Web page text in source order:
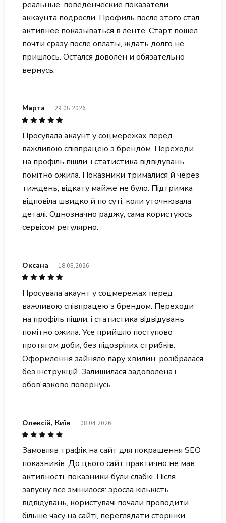
реальные, поведенческие показатели
аккаунта подросли. Профиль после этого стал
активнее показываться в ленте. Старт пошёл
почти сразу после оплаты, ждать долго не
пришлось. Остался доволен и обязательно
вернусь.
Марта 29.05.2026
Просувала акаунт у соцмережах перед
важливою співпрацею з брендом. Переходи
на профіль пішли, і статистика відвідувань
помітно ожила. Показники трималися й через
тиждень, відкату майже не було. Підтримка
відповіла швидко й по суті, коли уточнювала
деталі. Однозначно раджу, сама користуюсь
сервісом регулярно.
Оксана 18.05.2026
Просувала акаунт у соцмережах перед
важливою співпрацею з брендом. Переходи
на профіль пішли, і статистика відвідувань
помітно ожила. Усе прийшло поступово
протягом доби, без підозрілих стрибків.
Оформлення зайняло пару хвилин, розібралася
без інструкцій. Залишилася задоволена і
обов'язково повернусь.
Олексій, Київ 08.04.2026
Замовляв трафік на сайт для покращення SEO
показників. До цього сайт практично не мав
активності, показники були слабкі. Після
запуску все змінилося: зросла кількість
відвідувань, користувачі почали проводити
більше часу на сайті, переглядати сторінки.